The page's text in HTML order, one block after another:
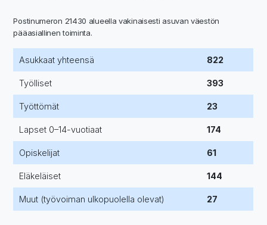
Postinumeron 21430 alueella vakinaisesti asuvan väestön
pääasiallinen toiminta.
Asukkaat yhteensä 822
Työlliset 393
Työttömät 23
Lapset 0–14-vuotiaat 174
Opiskelijat 61
Eläkeläiset 144
Muut (työvoiman ulkopuolella olevat) 27